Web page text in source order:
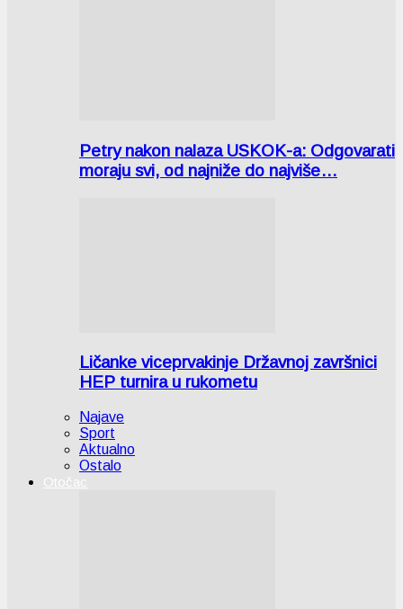
Petry nakon nalaza USKOK-a: Odgovarati
moraju svi, od najniže do najviše…
Ličanke viceprvakinje Državnoj završnici
HEP turnira u rukometu
Najave
Sport
Aktualno
Ostalo
Otočac